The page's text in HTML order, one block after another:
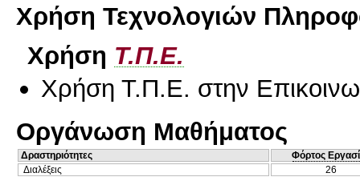
Χρήση Τεχνολογιών
Χρήση Τ.Π.Ε.
Χρήση Τ.Π.Ε. στην
Οργάνωση Μαθήματος
Δραστηριότητες
Φόρτος
Διαλέξεις
26